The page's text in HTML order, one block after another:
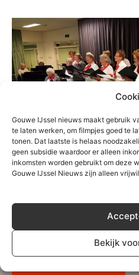
Gouwe IJssel nieuws maakt gebruik
te laten werken, om filmpjes goed te
tonen. Dat laatste is helaas
geen subsidie waardoor er alleen
inkomsten worden gebruikt om deze
Gouwe IJssel Nieuws zijn alleen
Bekijk
Cultuur
Nieuwerkerks